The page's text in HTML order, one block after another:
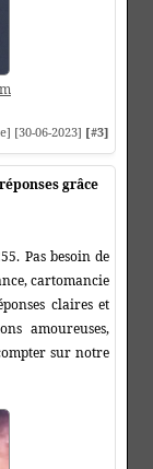
[30-06-2023] [#3]
grâce
Pas besoin de
cartomancie
claires et
amoureuses,
sur notre